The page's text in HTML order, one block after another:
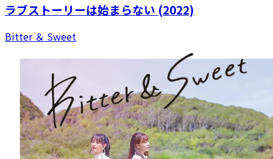
ラブストーリーは始まらない (2022)
Bitter ＆ Sweet